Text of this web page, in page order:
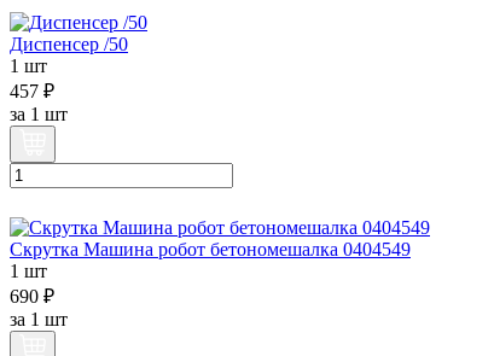
Диспенсер /50
1 шт
457 ₽
за 1 шт
Скрутка Машина робот бетономешалка 0404549
1 шт
690 ₽
за 1 шт